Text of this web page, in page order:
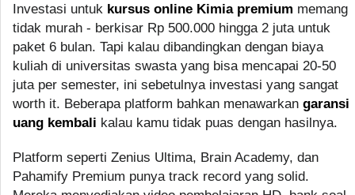
Investasi untuk kursus online Kimia premium memang
tidak murah - berkisar Rp 500.000 hingga 2 juta untuk
paket 6 bulan. Tapi kalau dibandingkan dengan biaya
kuliah di universitas swasta yang bisa mencapai 20-50
juta per semester, ini sebetulnya investasi yang sangat
worth it. Beberapa platform bahkan menawarkan garansi
uang kembali kalau kamu tidak puas dengan hasilnya.
Platform seperti Zenius Ultima, Brain Academy, dan
Pahamify Premium punya track record yang solid.